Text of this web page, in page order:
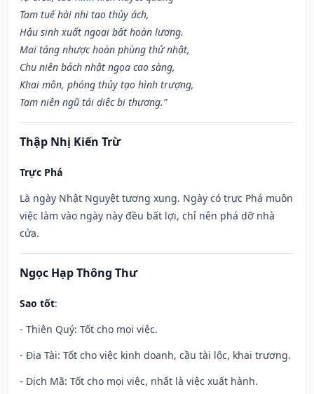
Tam tuế hài nhi tao thủy ách,
Hậu sinh xuất ngoại bất hoàn lương.
Mai táng nhược hoàn phùng thử nhật,
Chu niên bách nhật ngọa cao sàng,
Khai môn, phóng thủy tạo hình trượng,
Tam niên ngũ tái diệc bi thương.”
Thập Nhị Kiến Trừ
Trực Phá
Là ngày Nhật Nguyệt tương xung. Ngày có trực Phá muôn
việc làm vào ngày này đều bất lợi, chỉ nên phá dỡ nhà
cửa.
Ngọc Hạp Thông Thư
Sao tốt:
- Thiên Quý: Tốt cho mọi việc.
- Địa Tài: Tốt cho việc kinh doanh, cầu tài lộc, khai trương.
- Dịch Mã: Tốt cho mọi việc, nhất là việc xuất hành.